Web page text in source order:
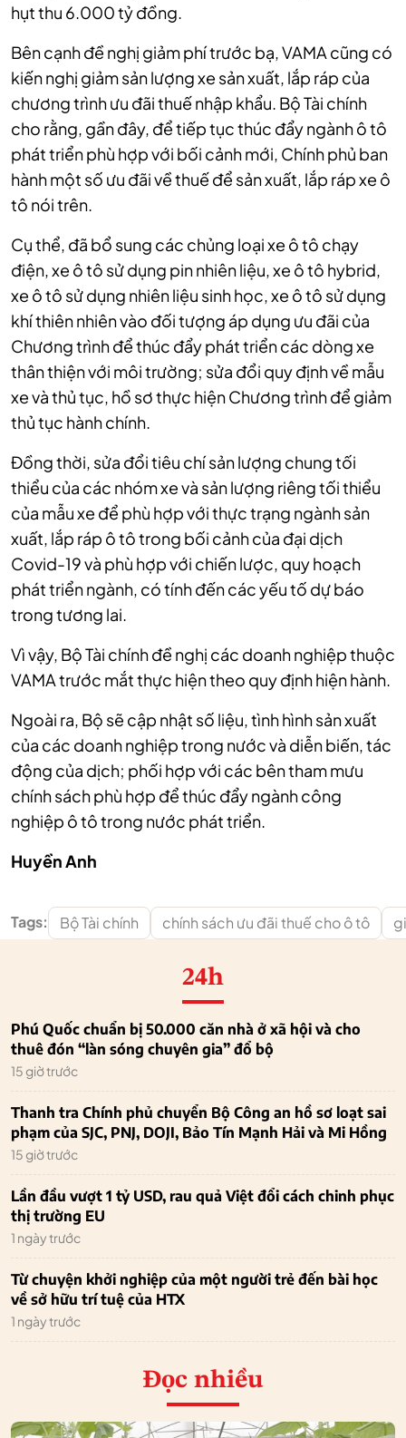
hụt thu 6.000 tỷ đồng.
Bên cạnh đề nghị giảm phí trước bạ, VAMA cũng có
kiến nghị giảm sản lượng xe sản xuất, lắp ráp của
chương trình ưu đãi thuế nhập khẩu. Bộ Tài chính
cho rằng, gần đây, để tiếp tục thúc đẩy ngành ô tô
phát triển phù hợp với bối cảnh mới, Chính phủ ban
hành một số ưu đãi về thuế để sản xuất, lắp ráp xe ô
tô nói trên.
Cụ thể, đã bổ sung các chủng loại xe ô tô chạy
điện, xe ô tô sử dụng pin nhiên liệu, xe ô tô hybrid,
xe ô tô sử dụng nhiên liệu sinh học, xe ô tô sử dụng
khí thiên nhiên vào đối tượng áp dụng ưu đãi của
Chương trình để thúc đẩy phát triển các dòng xe
thân thiện với môi trường; sửa đổi quy định về mẫu
xe và thủ tục, hồ sơ thực hiện Chương trình để giảm
thủ tục hành chính.
Đồng thời, sửa đổi tiêu chí sản lượng chung tối
thiểu của các nhóm xe và sản lượng riêng tối thiểu
của mẫu xe để phù hợp với thực trạng ngành sản
xuất, lắp ráp ô tô trong bối cảnh của đại dịch
Covid-19 và phù hợp với chiến lược, quy hoạch
phát triển ngành, có tính đến các yếu tố dự báo
trong tương lai.
Vì vậy, Bộ Tài chính đề nghị các doanh nghiệp thuộc
VAMA trước mắt thực hiện theo quy định hiện hành.
Ngoài ra, Bộ sẽ cập nhật số liệu, tình hình sản xuất
của các doanh nghiệp trong nước và diễn biến, tác
động của dịch; phối hợp với các bên tham mưu
chính sách phù hợp để thúc đẩy ngành công
nghiệp ô tô trong nước phát triển.
Huyền Anh
Tags: Bộ Tài chính chính sách ưu đãi thuế cho ô tô
24h
Phú Quốc chuẩn bị 50.000 căn nhà ở xã hội và cho
thuê đón “làn sóng chuyên gia” đổ bộ
15 giờ trước
Thanh tra Chính phủ chuyển Bộ Công an hồ sơ loạt sai
phạm của SJC, PNJ, DOJI, Bảo Tín Mạnh Hải và Mi Hồng
15 giờ trước
Lần đầu vượt 1 tỷ USD, rau quả Việt đổi cách chinh phục
thị trường EU
1 ngày trước
Từ chuyện khởi nghiệp của một người trẻ đến bài học
về sở hữu trí tuệ của HTX
1 ngày trước
Đọc nhiều